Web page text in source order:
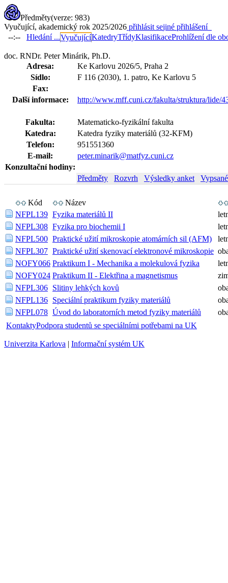
Předměty(verze: 983)
Vyučující, akademický rok 2025/2026 přihlásit sejiné přihlášení
--:--
Hledání ...VyučujícíKatedryTřídyKlasifikaceProhlížení dle
doc. RNDr. Peter Minárik, Ph.D.
Adresa:
Ke Karlovu 2026/5, Praha 2
Sídlo:
F 116 (2030), 1. patro, Ke Karlovu 5
Fax:
Další informace:
http://www.mff.cuni.cz/fakulta/struktura/lide/
Fakulta:
Matematicko-fyzikální fakulta
Katedra:
Katedra fyziky materiálů (32-KFM)
Telefon:
951551360
E-mail:
peter.minarik@matfyz.cuni.cz
Konzultační hodiny:
Předměty
Rozvrh Výsledky anket
Kód
Název
NFPL139 Fyzika materiálů II
NFPL308 Fyzika pro biochemii I
NFPL500 Praktické užití mikroskopie atomárních sil (AFM)
NFPL307 Praktické užití skenovací elektronové mikroskopie
NOFY066 Praktikum I - Mechanika a molekulová fyzika
NOFY024 Praktikum II - Elektřina a magnetismus
NFPL306 Slitiny lehkých kovů
NFPL136 Speciální praktikum fyziky materiálů
NFPL078 Úvod do laboratorních metod fyziky materiálů
KontaktyPodpora studentů se speciálními potřebami na UK
Univerzita Karlova | Informační systém UK